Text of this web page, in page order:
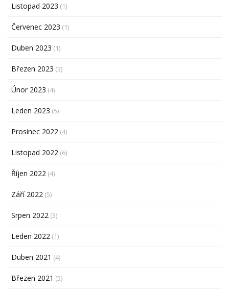
Listopad 2023 (1)
Červenec 2023 (1)
Duben 2023 (1)
Březen 2023 (3)
Únor 2023 (4)
Leden 2023 (5)
Prosinec 2022 (4)
Listopad 2022 (6)
Říjen 2022 (4)
Září 2022 (5)
Srpen 2022 (3)
Leden 2022 (1)
Duben 2021 (4)
Březen 2021 (5)